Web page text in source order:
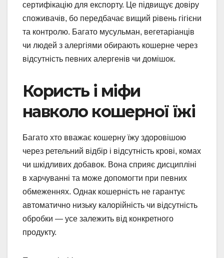
сертифікацію для експорту. Це підвищує довіру
споживачів, бо передбачає вищий рівень гігієни
та контролю. Багато мусульман, вегетаріанців
чи людей з алергіями обирають кошерне через
відсутність певних алергенів чи домішок.
Користь і міфи
навколо кошерної їжі
Багато хто вважає кошерну їжу здоровішою
через ретельний відбір і відсутність крові, комах
чи шкідливих добавок. Вона сприяє дисципліні
в харчуванні та може допомогти при певних
обмеженнях. Однак кошерність не гарантує
автоматично низьку калорійність чи відсутність
обробки — усе залежить від конкретного
продукту.